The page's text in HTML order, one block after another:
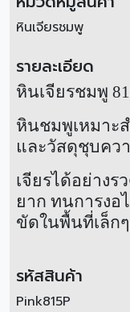
หินเจียรชมพู
รายละเอียด
หินเจียรชมพู
หินชมพูเหมาะ
และวัสดุชุบคว
เจียรได้อย่างร
ยาก ทนการงอ
ขัดในพื้นที่เล็กๆ
รหัสสินค้า
Pink815P